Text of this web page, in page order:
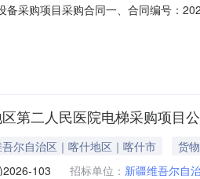
备采购项目采购合同一、合同编号：
市原州区长城路祥和家园1号楼临街门
第二人民医院电梯采购项目
尔自治区｜喀什地区｜喀什市
货物
103 招标单位： 新疆维吾尔自